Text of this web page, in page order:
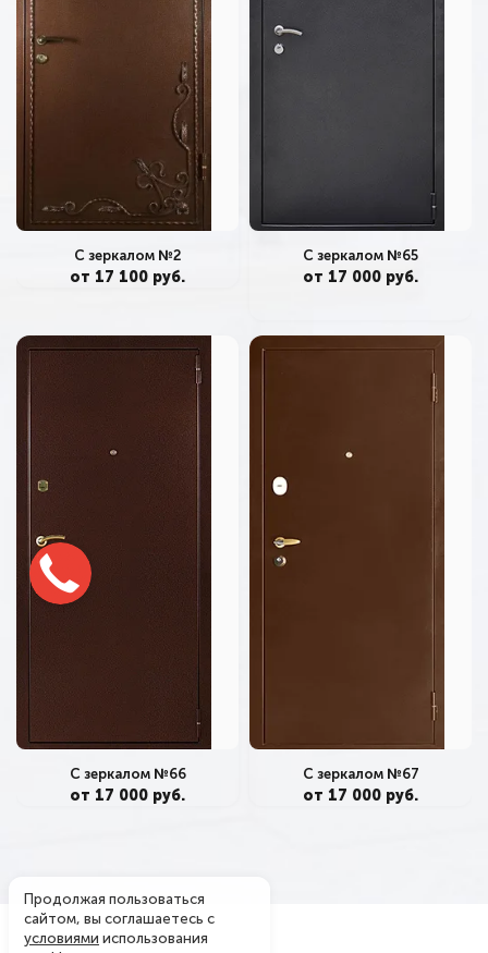
С зеркалом №2
от 17 100 руб.
С зеркалом №65
от 17 000 руб.
С зеркалом №66
от 17 000 руб.
С зеркалом №67
от 17 000 руб.
Продолжая пользоваться
сайтом, вы соглашаетесь с
условиями использования